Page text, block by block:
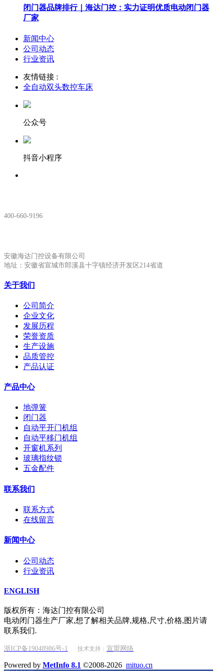
闭门器品牌排行｜海达门控：实力证明优质电动闭门器
厂家
新闻中心
公司动态
行业资讯
友情链接 :
全自动双头数控车床
公众号
抖音小程序
400-660-9196
安徽海达门控设备有限公司
地址：安徽省宣城市郎溪县十字镇经济开发区214省道
关于我们
公司简介
企业文化
发展历程
荣誉资质
生产设施
品质管控
产品认证
产品中心
地弹簧
闭门器
自动平开门机组
自动平移门机组
开窗机系列
玻璃指纹锁
五金配件
联系我们
联系方式
在线留言
新闻中心
公司动态
行业资讯
ENGLISH
版权所有：海达门控有限公司
电动闭门器生产厂家,想了解相关品牌,规格,尺寸,价格,图片请
联系我们.
浙ICP备19048986号-1 技术支持： 宣盟网络
Powered by MetInfo 8.1 ©2008-2026 mituo.cn